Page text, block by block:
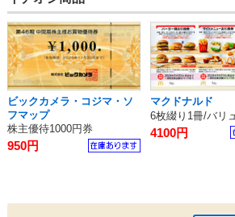
ビックカメラ・コジマ・ソ
フマップ
株主優待1000円券
950円
マクドナルド
4100円